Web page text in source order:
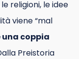
religioni, le idee
viene “mal
coppia
Preistoria